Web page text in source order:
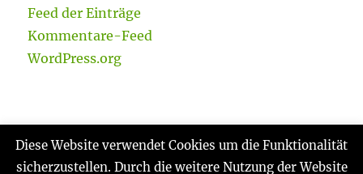
Feed der Einträge
Kommentare-Feed
WordPress.org
Diese Website verwendet Cookies um die Funktionalität
sicherzustellen. Durch die weitere Nutzung der Website